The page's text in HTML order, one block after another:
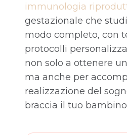
immunologia
gestazionale che
modo completo, con
protocolli
non solo a ottenere
ma anche per
realizzazione del
braccia il tuo bambino